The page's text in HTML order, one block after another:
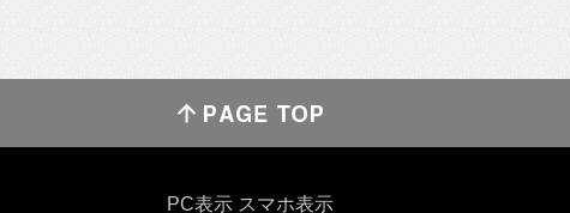
PC表示 スマホ表示